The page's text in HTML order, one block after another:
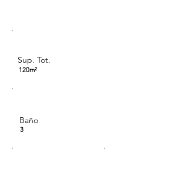
Sup. Tot.
120m²
Baño
3